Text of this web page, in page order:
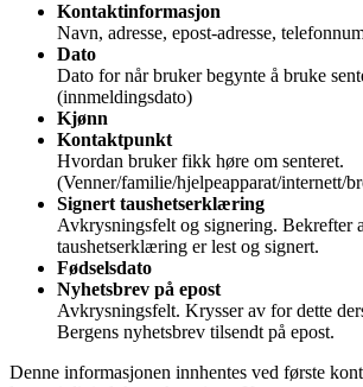
Kontaktinformasjon
Navn, adresse, epost-adresse,
Dato
Dato for når bruker begynte å bruke
(innmeldingsdato)
Kjønn
Kontaktpunkt
Hvordan bruker fikk høre om senteret.
(Venner/familie/hjelpeapparat/internett/
Signert taushetserklæring
Avkrysningsfelt og signering. Bekrefter
taushetserklæring er lest og signert.
Fødselsdato
Nyhetsbrev på epost
Avkrysningsfelt. Krysser av for dette
Bergens nyhetsbrev tilsendt på epost.
Denne informasjonen innhentes ved første